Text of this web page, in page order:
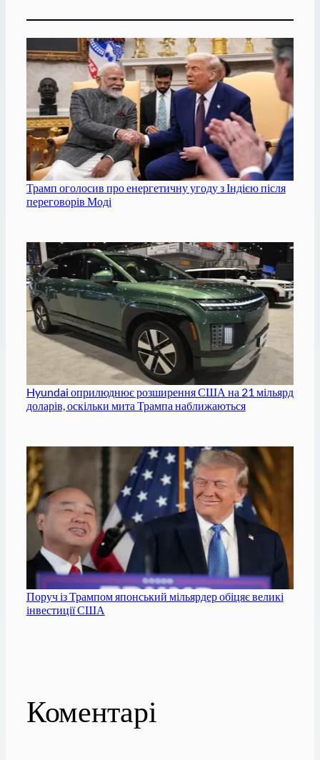
Трамп оголосив про енергетичну угоду з Індією після
переговорів Моді
Hyundai оприлюднює розширення США на 21 мільярд
доларів, оскільки мита Трампа наближаються
Поруч із Трампом японський мільярдер обіцяє великі
інвестиції США
Коментарі